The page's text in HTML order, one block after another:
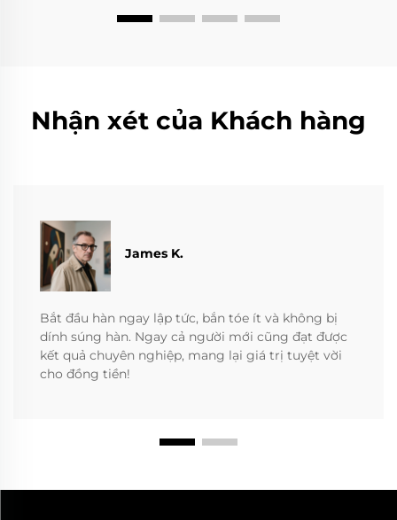
Nhận xét của Khách hàng
James K.
Bắt đầu hàn ngay lập tức, bắn tóe ít và không bị
dính súng hàn. Ngay cả người mới cũng đạt được
kết quả chuyên nghiệp, mang lại giá trị tuyệt vời
cho đồng tiền!